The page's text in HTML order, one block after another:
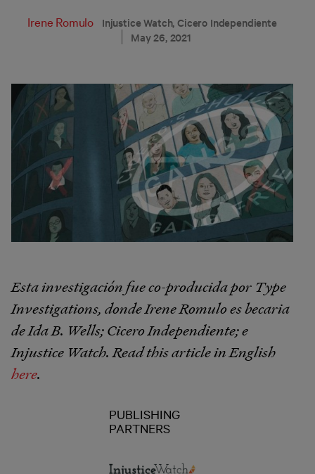
Irene Romulo
Injustice Watch, Cicero Independiente
May 26, 2021
Esta investigación fue co-producida por Type
Investigations, donde Irene Romulo es becaria
de Ida B. Wells; Cicero Independiente; e
Injustice Watch. Read this article in English
here.
PUBLISHING
PARTNERS